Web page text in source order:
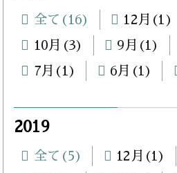
全て(16) 12月(1)
10月(3)
9月(1)
7月(1)
6月(1)
2019
全て(5) 12月(1)